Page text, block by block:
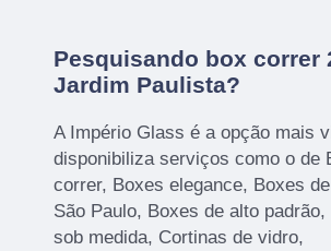
Pesquisando box correr
Jardim Paulista?
A Império Glass é a opção mais
disponibiliza serviços como o de
correr, Boxes elegance, Boxes
São Paulo, Boxes de alto padrão,
sob medida, Cortinas de vidro,